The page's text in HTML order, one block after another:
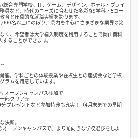
総合専門学校。IT、ゲーム、デザイン、ホテル・ブライ
員など、時代のニーズに合わせた多彩な9学科・5コー
育と圧倒的な就職実績を誇ります。
名以上にのぼり、県内を中心にさまざまな業界の第
く、希望者は大学編入制度を利用することで岡山商科
ることができます。
催。学科ごとの体験授業や在校生との座談会など学校
ラムを用意しています。
オープンキャンパス参加で
部クリア☆
プレゼントなど参加特典も充実！（4月末までの早期
決断。
オープンキャンパスで、より前向きな学校選びをしよ